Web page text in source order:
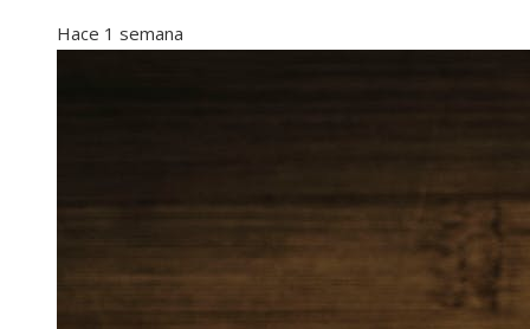
Hace 1 semana